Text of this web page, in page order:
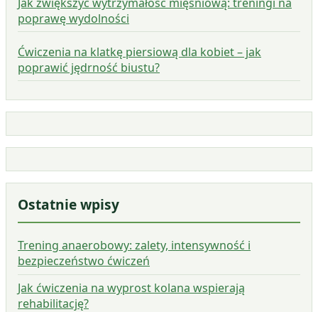
poprawę wydolności
Ćwiczenia na klatkę piersiową dla kobiet – jak
poprawić jędrność biustu?
Ostatnie wpisy
Trening anaerobowy: zalety, intensywność i
bezpieczeństwo ćwiczeń
Jak ćwiczenia na wyprost kolana wspierają
rehabilitację?